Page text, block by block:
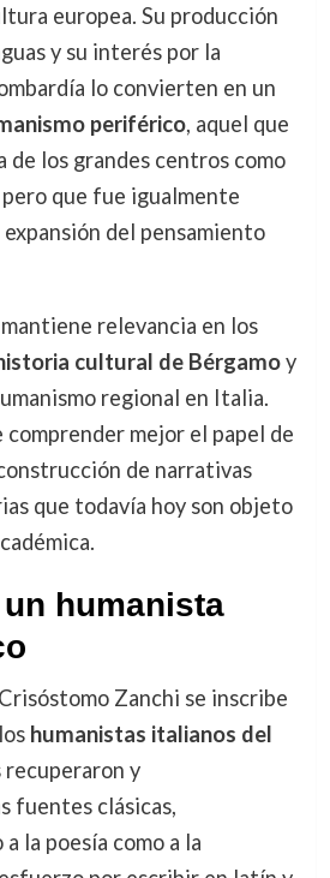
europea. Su producción
y su interés por la
lo convierten en un
periférico, aquel que
de los grandes centros como
pero que fue igualmente
del pensamiento
relevancia en los
cultural de Bérgamoy
regional en Italia.
mejor el papel de
de narrativas
que todavía hoy son objeto
humanista
Zanchi se inscribe
humanistas italianos del
recuperaron y
fuentes clásicas,
la poesía como a la